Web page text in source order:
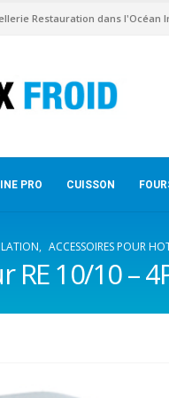
Restauration dans l'Océan
PRO CUISSON
, ACCESSOIRES POUR
10/10 –